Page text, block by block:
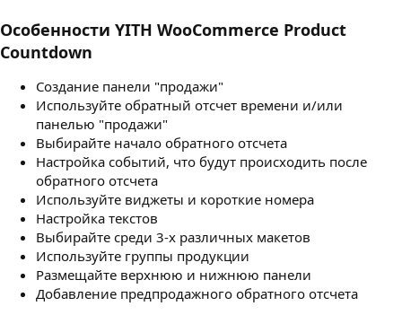
Особенности YITH WooCommerce Product
Countdown
Создание панели "продажи"
Используйте обратный отсчет времени и/или
панелью "продажи"
Выбирайте начало обратного отсчета
Настройка событий, что будут происходить после
обратного отсчета
Используйте виджеты и короткие номера
Настройка текстов
Выбирайте среди 3-х различных макетов
Используйте группы продукции
Размещайте верхнюю и нижнюю панели
Добавление предпродажного обратного отсчета